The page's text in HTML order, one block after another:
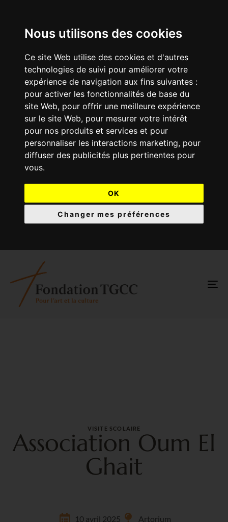
Nous utilisons des cookies
Ce site Web utilise des cookies et d'autres
technologies de suivi pour améliorer votre
expérience de navigation aux fins suivantes :
pour activer les fonctionnalités de base du
site Web, pour offrir une meilleure expérience
sur le site Web, pour mesurer votre intérêt
pour nos produits et services et pour
personnaliser les interactions marketing, pour
diffuser des publicités plus pertinentes pour
vous.
OK
Changer mes préférences
VISITE SCOLAIRE
Association Oum El
Ghait
10 avril 2025 Artorium